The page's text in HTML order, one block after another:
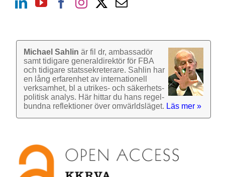
Michael Sahlin är fil dr, ambassadör
samt tidigare general­direktör för FBA
och tidigare stats­sekre­terare. Sahlin har
en lång erfarenhet av inter­nationell
verk­samhet, bl a utrikes- och säkerhets­
politisk analys. Här hittar du hans regel­
bundna reflek­tioner över omvärlds­läget. Läs mer »